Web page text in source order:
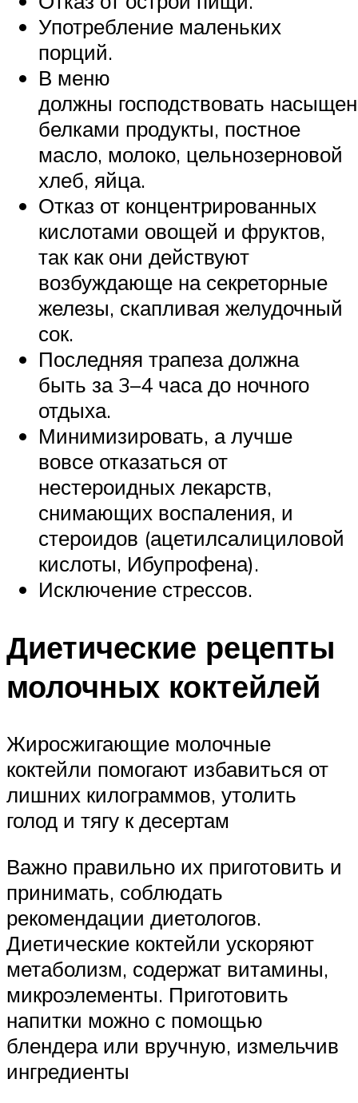
Употребление маленьких
порций.
В меню
должны господствовать
белками продукты, постное
масло, молоко, цельнозерновой
хлеб, яйца.
Отказ от концентрированных
кислотами овощей и фруктов,
так как они действуют
возбуждающе на секреторные
железы, скапливая желудочный
сок.
Последняя трапеза должна
быть за 3–4 часа до ночного
отдыха.
Минимизировать, а лучше
вовсе отказаться от
нестероидных лекарств,
снимающих воспаления, и
стероидов (ацетилсалициловой
кислоты, Ибупрофена).
Исключение стрессов.
Диетические рецепты
молочных коктейлей
Жиросжигающие молочные
коктейли помогают избавиться от
лишних килограммов, утолить
голод и тягу к десертам
Важно правильно их приготовить и
принимать, соблюдать
рекомендации диетологов.
Диетические коктейли ускоряют
метаболизм, содержат витамины,
микроэлементы. Приготовить
напитки можно с помощью
блендера или вручную, измельчив
ингредиенты